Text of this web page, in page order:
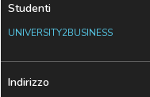
Studenti
UNIVERSITY2BUSINESS
Indirizzo